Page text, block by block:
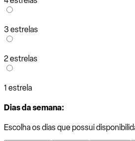
3 estrelas
2 estrelas
1 estrela
Dias da semana:
Escolha os dias que possui